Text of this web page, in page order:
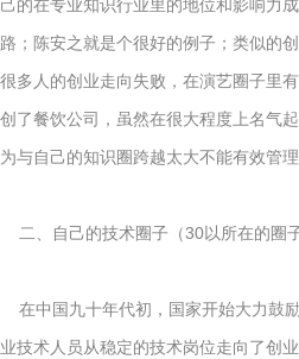
己的在专业知识行业里的地位和影响力
路；陈安之就是个很好的例子；类似的
很多人的创业走向失败，在演艺圈子里
创了餐饮公司，虽然在很大程度上名气
为与自己的知识圈跨越太大不能有效管
二、自己的技术圈子（30以所在的圈
在中国九十年代初，国家开始大力鼓
业技术人员从稳定的技术岗位走向了创